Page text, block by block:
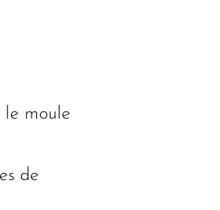
le moule
de